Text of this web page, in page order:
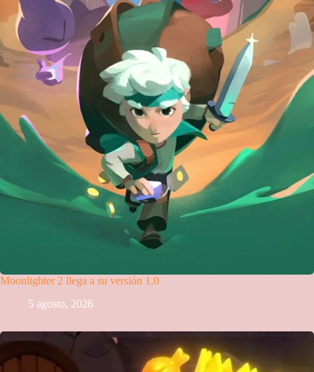
Moonlighter 2 llega a su versión 1.0
5 agosto, 2026